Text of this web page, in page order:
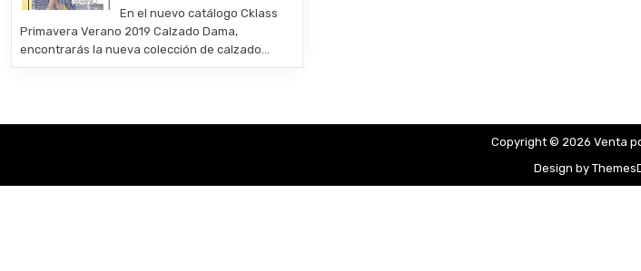
En el nuevo catálogo Cklass
Primavera Verano 2019 Calzado Dama,
encontrarás la nueva colección de calzado…
Copyright © 2026 Venta
Design by